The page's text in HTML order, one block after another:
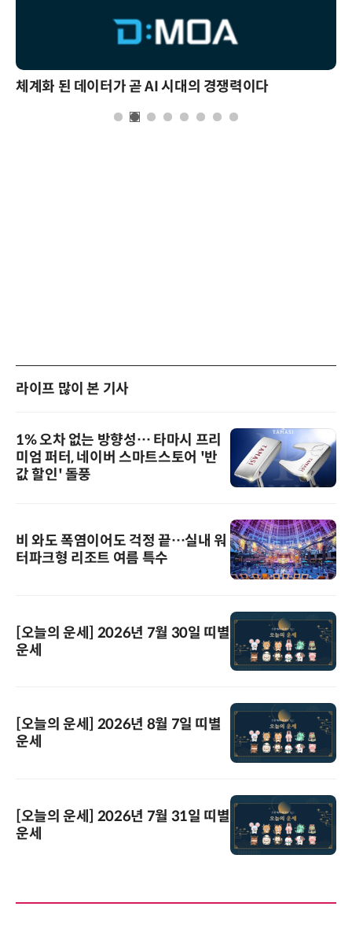
체계화 된 데이터가 곧 AI 시대의 경쟁력이다
라이프 많이 본 기사
1% 오차 없는 방향성… 타마시 프리
미엄 퍼터, 네이버 스마트스토어 '반
값 할인' 돌풍
비 와도 폭염이어도 걱정 끝…실내 워
터파크형 리조트 여름 특수
[오늘의 운세] 2026년 7월 30일 띠별
운세
[오늘의 운세] 2026년 8월 7일 띠별
운세
[오늘의 운세] 2026년 7월 31일 띠별
운세